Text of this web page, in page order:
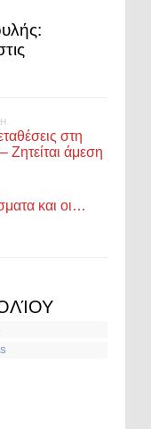
στη
άμεση
και οι…